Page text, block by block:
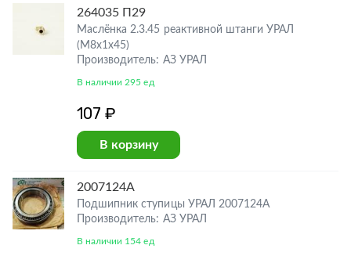
264035 П29
Маслёнка 2.3.45 реактивной штанги УРАЛ
(М8х1х45)
Производитель: АЗ УРАЛ
В наличии 295 ед
107 ₽
В корзину
2007124А
Подшипник ступицы УРАЛ 2007124А
Производитель: АЗ УРАЛ
В наличии 154 ед